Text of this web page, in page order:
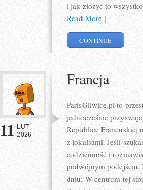
i jak złożyć to
Read More ]
CONTINUE
11 LUT
2026
Francja
ParisGliwice.pl to
jednocześnie
Republice Francuskiej
z lokalsami. Jeśli
codzienność i
podwójnym podejściu.
dniu. W centrum tej